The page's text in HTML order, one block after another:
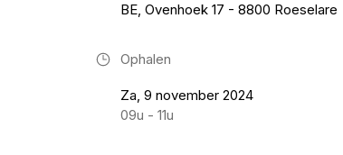
BE, Ovenhoek 17 - 8800 Roeselare
Ophalen
Za, 9 november 2024
09u - 11u